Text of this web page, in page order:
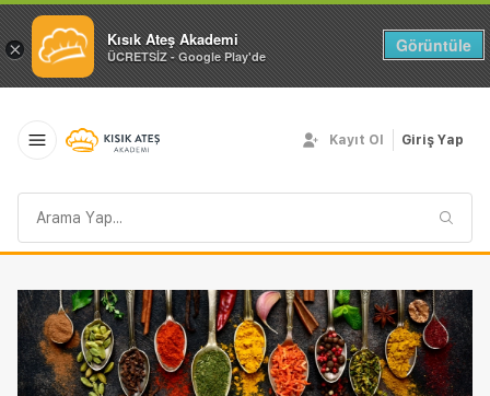
× Kısık Ateş Akademi
ÜCRETSİZ - Google Play'de
Görüntüle
sorgusu
Kayıt Ol Giriş Yap